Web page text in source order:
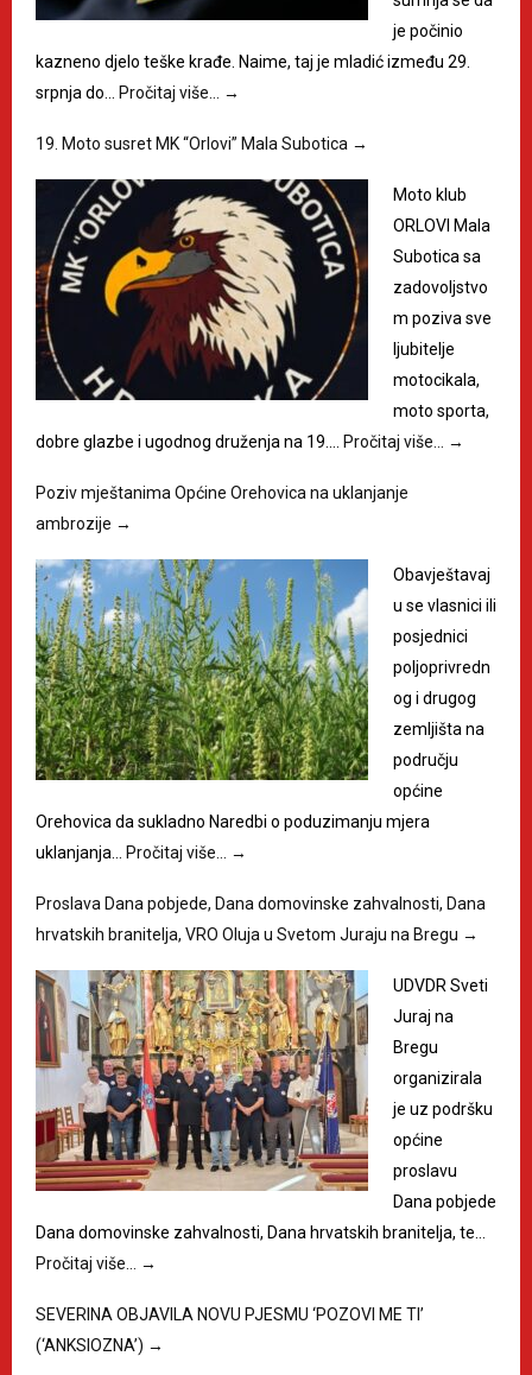
je počinio
kazneno djelo teške krađe. Naime, taj je mladić između 29.
srpnja do…
Pročitaj više… →
19. Moto susret MK “Orlovi” Mala Subotica →
Moto klub
ORLOVI Mala
Subotica sa
zadovoljstvo
m poziva sve
ljubitelje
motocikala,
moto sporta,
dobre glazbe i ugodnog druženja na 19.…
Pročitaj više… →
Poziv mještanima Općine Orehovica na uklanjanje
ambrozije →
Obavještavaj
u se vlasnici ili
posjednici
poljoprivredn
og i drugog
zemljišta na
području
općine
Orehovica da sukladno Naredbi o poduzimanju mjera
uklanjanja…
Pročitaj više… →
Proslava Dana pobjede, Dana domovinske zahvalnosti, Dana
hrvatskih branitelja, VRO Oluja u Svetom Juraju na Bregu →
UDVDR Sveti
Juraj na
Bregu
organizirala
je uz podršku
općine
proslavu
Dana pobjede
Dana domovinske zahvalnosti, Dana hrvatskih branitelja, te…
Pročitaj više…
→
SEVERINA OBJAVILA NOVU PJESMU ‘POZOVI ME TI’
(‘ANKSIOZNA’) →